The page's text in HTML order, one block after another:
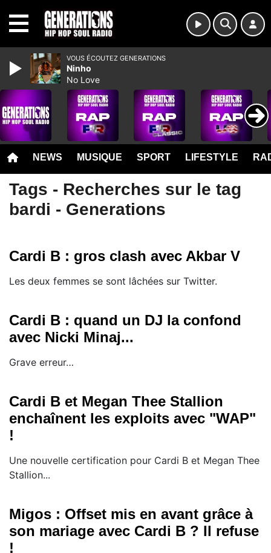
NEWS MUSIQUE SPORT LIFESTYLE
Tags - Recherches sur le tag
bardi - Generations
Cardi B : gros clash avec Akbar V
Les deux femmes se sont lâchées sur Twitter.
Cardi B : quand un DJ la confond
avec Nicki Minaj...
Grave erreur…
Cardi B et Megan Thee Stallion
enchaînent les exploits avec "WAP"
!
Une nouvelle certification pour Cardi B et Megan Thee
Stallion...
Migos : Offset mis en avant grâce à
son mariage avec Cardi B ? Il refuse
!
VOUS ÉCOUTEZ GENERATIONS
Ninho
No Love